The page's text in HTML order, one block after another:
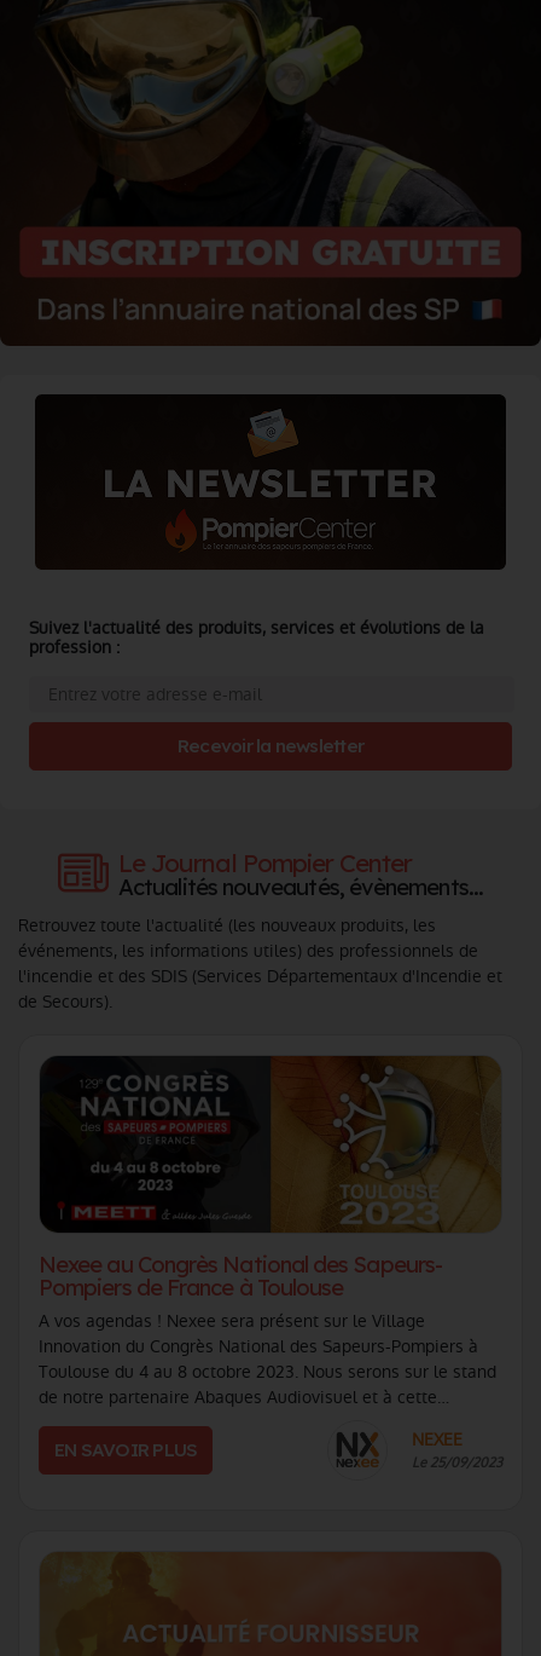
Le Journal Pompier Center
Actualités nouveautés, évènements...
Retrouvez toute l'actualité (les nouveaux produits, les
événements, les informations utiles) des professionnels de
l'incendie et des SDIS (Services Départementaux d'Incendie et
de Secours).
Nexee au Congrès National des Sapeurs-
Pompiers de France à Toulouse
A vos agendas ! Nexee sera présent sur le Village
Innovation du Congrès National des Sapeurs-Pompiers à
Toulouse du 4 au 8 octobre 2023. Nous serons sur le stand
de notre partenaire Abaques Audiovisuel et à cette
occasion vous pourrez retrouver l'éco (...)
EN SAVOIR PLUS NEXEE
Le 25/09/2023
Suivez l'actualité des produits, services et évolutions de la
profession :
Recevoir la newsletter